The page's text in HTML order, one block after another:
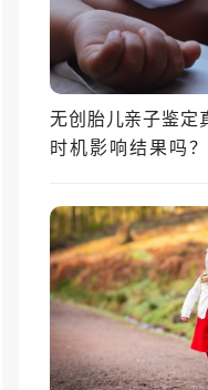
无创胎儿亲子鉴定
时机影响结果吗